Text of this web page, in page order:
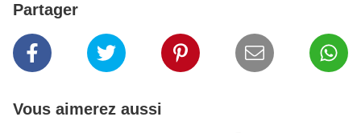
Partager
Vous aimerez aussi